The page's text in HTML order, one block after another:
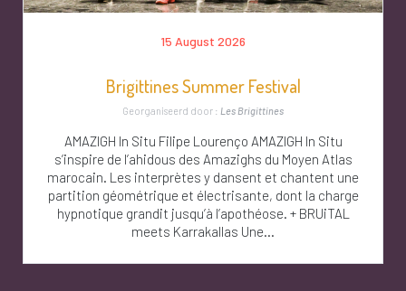
15 August 2026
Brigittines Summer Festival
Georganiseerd door : Les Brigittines
AMAZIGH In Situ Filipe Lourenço AMAZIGH In Situ
s’inspire de l’ahidous des Amazighs du Moyen Atlas
marocain. Les interprètes y dansent et chantent une
partition géométrique et électrisante, dont la charge
hypnotique grandit jusqu’à l’apothéose. + BRUiTAL
meets Karrakallas Une...